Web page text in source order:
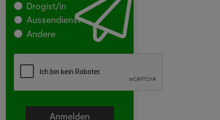
Drogist/in
Aussendienst
Andere